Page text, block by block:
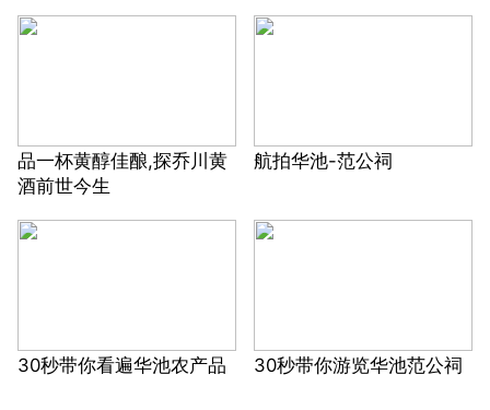
品一杯黄醇佳酿,探乔川黄
酒前世今生
航拍华池-范公祠
30秒带你看遍华池农产品 30秒带你游览华池范公祠